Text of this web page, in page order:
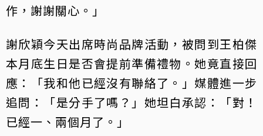
作，謝謝關心。」
謝欣穎今天出席時尚品牌活動，被問到王柏傑
本月底生日是否會提前準備禮物。她竟直接回
應：「我和他已經沒有聯絡了。」媒體進一步
追問：「是分手了嗎？」她坦白承認：「對！
已經一、兩個月了。」